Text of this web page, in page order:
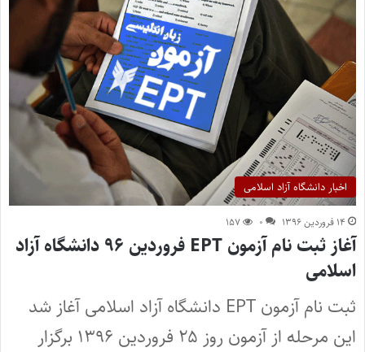
اخبار دانشگاه آزاد اسلامی
۱۴ فروردین ۱۳۹۶ ۰ ۱۵۷
آغاز ثبت نام آزمون EPT فروردین ۹۶ دانشگاه آزاد
اسلامی
ثبت نام آزمون EPT دانشگاه آزاد اسلامی آغاز شد
این مرحله از آزمون روز ۲۵ فروردین ۱۳۹۶ برگزار